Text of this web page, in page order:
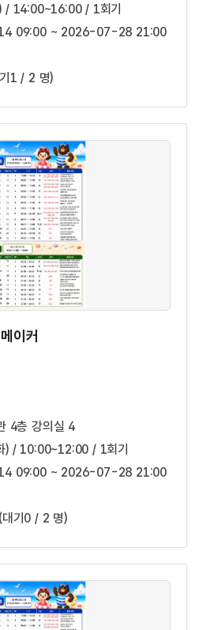
/ 14:00~16:00 / 1회기
09:00 ~ 2026-07-28 21:00
1 / 2 명)
이커
4층 강의실 4
) / 10:00~12:00 / 1회기
09:00 ~ 2026-07-28 21:00
(대기0 / 2 명)